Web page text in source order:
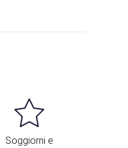
Soggiorni e